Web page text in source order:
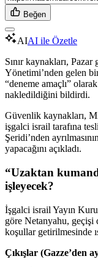
Beğen
AIAI ile Özetle
Sınır kaynakları,
Yönetimi’nden gelen bir
“deneme amaçlı”
nakledildiğini bildirdi.
Güvenlik kaynakları,
işgalci israil tarafına
Şeridi’nden
yapacağını açıkladı.
“Uzaktan
işleyecek?
İşgalci israil Yayın
göre Netanyahu, geçişi
koşullar getirilmesinde
Çıkışlar (Gazze’den